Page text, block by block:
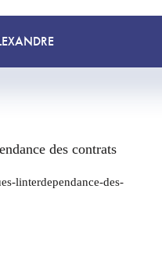
des contrats
linterdependance-des-